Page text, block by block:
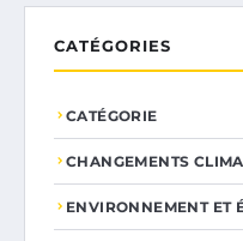
CATÉGORIES
CATÉGORIE
CHANGEMENTS
ENVIRONNEMENT ET